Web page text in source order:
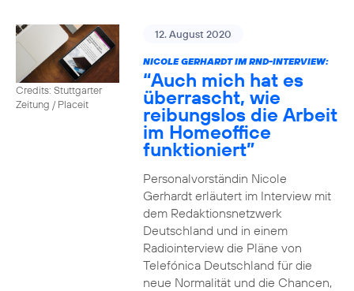
Credits: Stuttgarter
Zeitung / Placeit
12. August 2020
NICOLE GERHARDT IM RND-INTERVIEW:
“Auch mich hat es
überrascht, wie
reibungslos die Arbeit
im Homeoffice
funktioniert”
Personalvorständin Nicole
Gerhardt erläutert im Interview mit
dem Redaktionsnetzwerk
Deutschland und in einem
Radiointerview die Pläne von
Telefónica Deutschland für die
neue Normalität und die Chancen,